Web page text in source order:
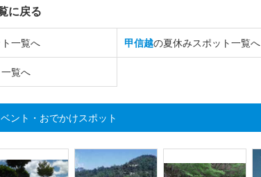
に戻る
一覧へ 甲信越の夏休みスポット一覧へ
覧へ
ント・おでかけスポット